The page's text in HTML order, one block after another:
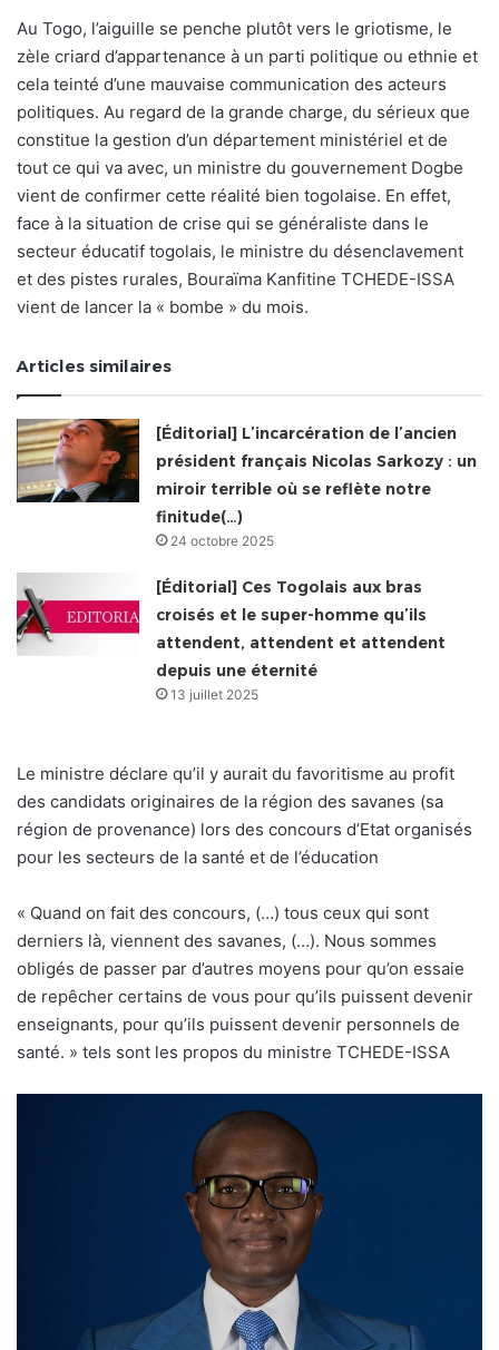
Au Togo, l’aiguille se penche plutôt vers le griotisme, le
zèle criard d’appartenance à un parti politique ou ethnie et
cela teinté d’une mauvaise communication des acteurs
politiques. Au regard de la grande charge, du sérieux que
constitue la gestion d’un département ministériel et de
tout ce qui va avec, un ministre du gouvernement Dogbe
vient de confirmer cette réalité bien togolaise. En effet,
face à la situation de crise qui se généraliste dans le
secteur éducatif togolais, le ministre du désenclavement
et des pistes rurales, Bouraïma Kanfitine TCHEDE-ISSA
vient de lancer la « bombe » du mois.
Articles similaires
[Éditorial] L’incarcération de l’ancien
président français Nicolas Sarkozy : un
miroir terrible où se reflète notre
finitude(…)
24 octobre 2025
[Éditorial] Ces Togolais aux bras
croisés et le super-homme qu’ils
attendent, attendent et attendent
depuis une éternité
13 juillet 2025
Le ministre déclare qu’il y aurait du favoritisme au profit
des candidats originaires de la région des savanes (sa
région de provenance) lors des concours d’Etat organisés
pour les secteurs de la santé et de l’éducation
« Quand on fait des concours, (…) tous ceux qui sont
derniers là, viennent des savanes, (…). Nous sommes
obligés de passer par d’autres moyens pour qu’on essaie
de repêcher certains de vous pour qu’ils puissent devenir
enseignants, pour qu’ils puissent devenir personnels de
santé. » tels sont les propos du ministre TCHEDE-ISSA